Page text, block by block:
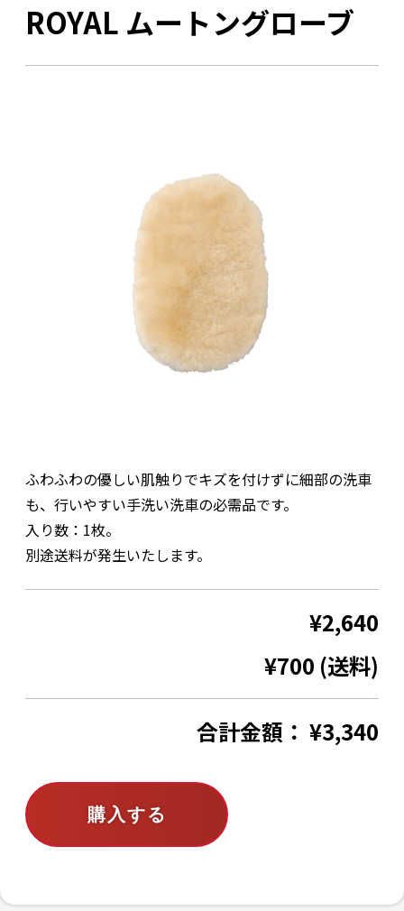
ROYAL ムートングローブ
ふわふわの優しい肌触りでキズを付けずに細部の洗車
も、行いやすい手洗い洗車の必需品です。
入り数：1枚。
別途送料が発生いたします。
¥2,640
¥700 (送料)
合計金額： ¥3,340
購入する